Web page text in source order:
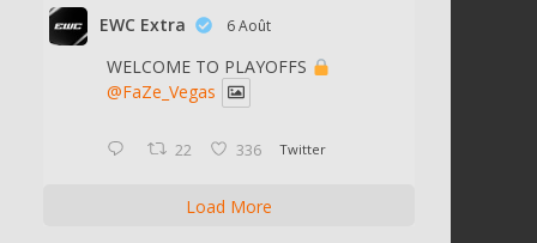
EWC Extra 6 Août
WELCOME TO PLAYOFFS
@FaZe_Vegas
22 336 Twitter
Load More